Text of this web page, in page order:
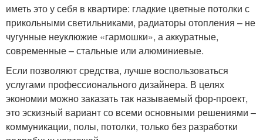
иметь это у себя в квартире: гладкие цветные потолки с
прикольными светильниками, радиаторы отопления – не
чугунные неуклюжие «гармошки», а аккуратные,
современные – стальные или алюминиевые.
Если позволяют средства, лучше воспользоваться
услугами профессионального дизайнера. В целях
экономии можно заказать так называемый фор-проект,
это эскизный вариант со всеми основными решениями –
коммуникации, полы, потолки, только без разработки